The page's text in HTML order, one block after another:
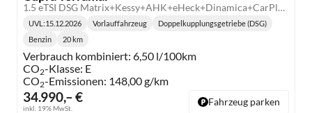
1.5 eTSI DSG Matrix+Kessy+AHK+eHeck+Dinamica+CarPlay+eHeck+GV5
34.990,– €
inkl. 19% MwSt.
Lieferzeit:
UVL :15.12.2026 Vorlauffahrzeug
Getriebe:
Doppelkupplungsgetriebe (DSG)
Kraftstoff:
Benzin
Kilometerstand:
20 km
Verbrauch kombiniert: 6,50 l/100km
CO2-Klasse: E
CO2-Emissionen: 148,00 g/km
Fahrzeug parken